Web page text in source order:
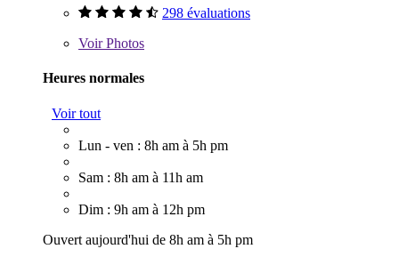
298 évaluations
VoirPhotos
Heures normales
Voir tout
Lun - ven : 8h am à 5h pm
Sam : 8h am à 11h am
Dim : 9h am à 12h pm
Ouvert aujourd'hui de 8h am à 5h pm